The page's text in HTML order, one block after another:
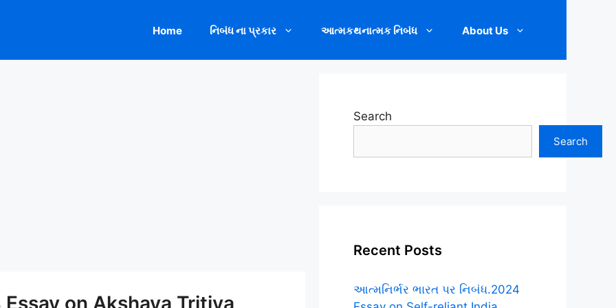
Home નિબંધ ના પ્રકાર આત્મકથનાત્મક નિબંધ About Us
on Akshaya Tritiya
Search
Search
Recent Posts
આત્મનિર્ભર ભારત પર નિબંધ.2024